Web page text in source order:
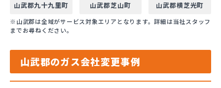
山武郡九十九里町 山武郡芝山町 山武郡横芝光町
※山武郡は全域がサービス対象エリアとなります。詳細は当社スタッフ
までお尋ねください。
山武郡のガス会社変更事例